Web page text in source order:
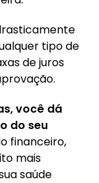
tipo de
de juros
você dá
do seu
financeiro,
mais
saúde